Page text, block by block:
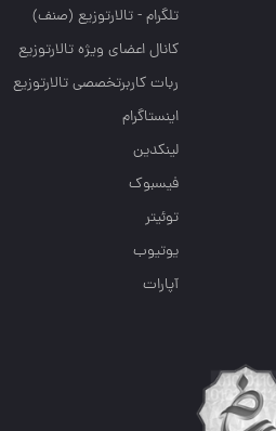
تلگرام - تالارتوزیع (صنف)
کانال اعضای ویژه تالارتوزیع
ربات کاربرتخصصی تالارتوزیع
اینستاگرام
لینکدین
فیسبوک
توئیتر
یوتیوب
آپارات